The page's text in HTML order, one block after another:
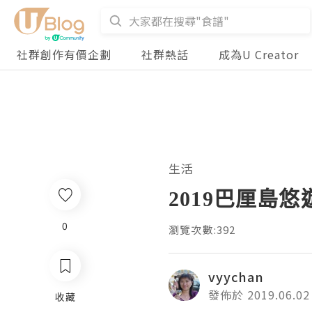
社群創作有價企劃 社群熱話 成為U Creator
生活
2019巴厘島悠
瀏覽次數:392
vyychan
發佈於 2019.06.02
0
收藏